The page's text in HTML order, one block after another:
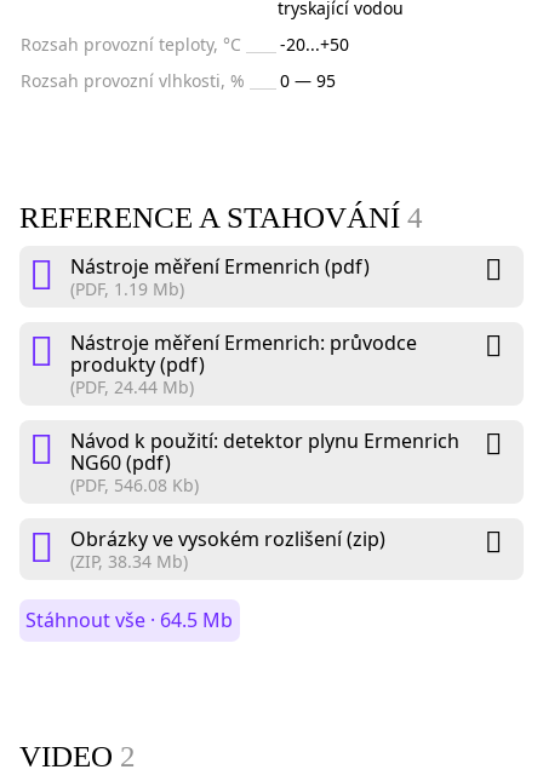
tryskající vodou
Rozsah provozní teploty, °C
-20...+50
Rozsah provozní vlhkosti, %
0 — 95
REFERENCE A STAHOVÁNÍ 4
Nástroje měření Ermenrich (pdf)
(PDF, 1.19 Mb)
Nástroje měření Ermenrich: průvodce
produkty (pdf)
(PDF, 24.44 Mb)
Návod k použití: detektor plynu Ermenrich
NG60 (pdf)
(PDF, 546.08 Kb)
Obrázky ve vysokém rozlišení (zip)
(ZIP, 38.34 Mb)
Stáhnout vše · 64.5 Mb
VIDEO 2